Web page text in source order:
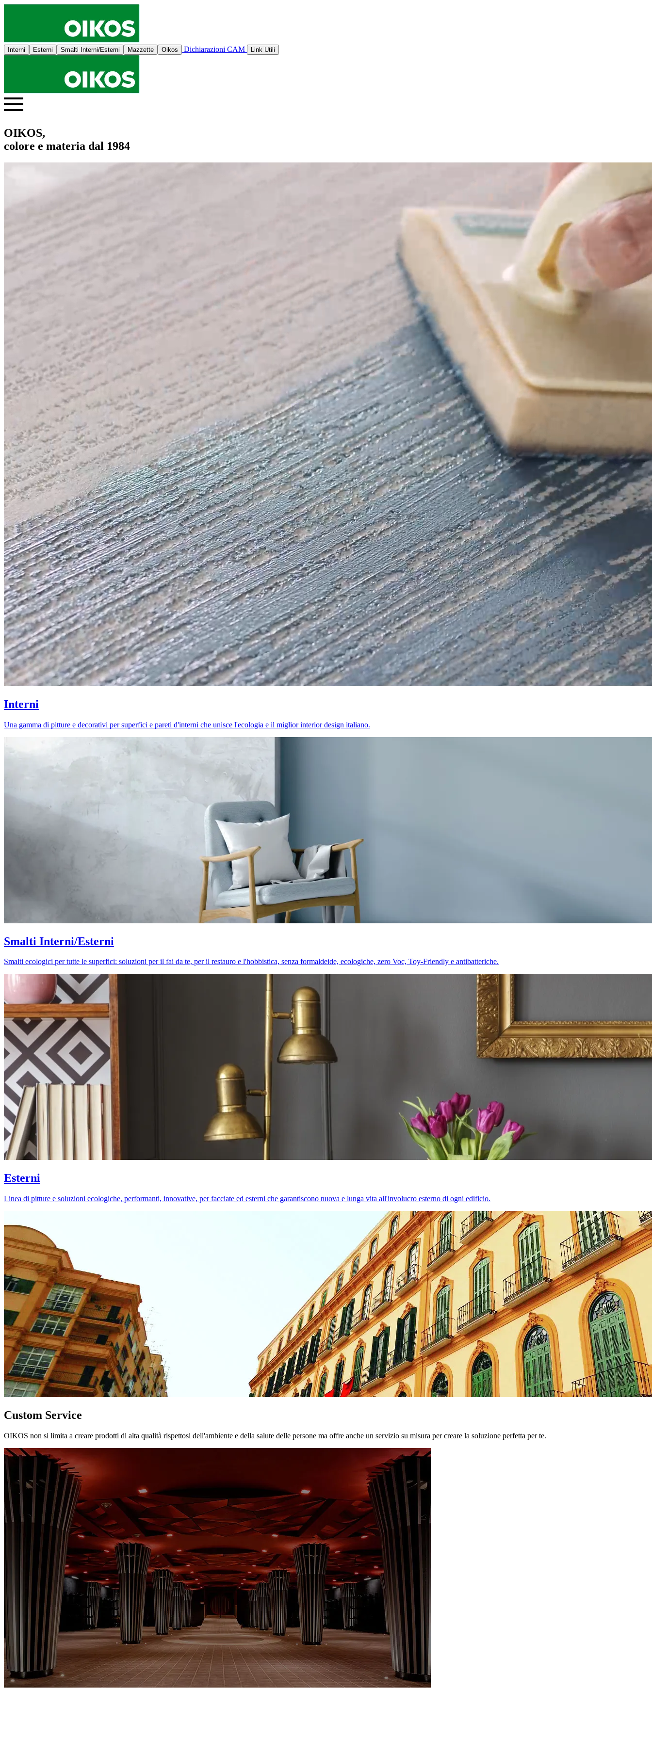
Interni Esterni Smalti Interni/Esterni Mazzette Oikos Dichiarazioni CAM Link Utili
OIKOS,
colore e materia dal 1984
Interni
Una gamma di pitture e decorativi per superfici e pareti d'interni che unisce l'ecologia e il miglior interior design italiano.
Smalti Interni/Esterni
Smalti ecologici per tutte le superfici: soluzioni per il fai da te, per il restauro e l'hobbistica, senza formaldeide, ecologiche, zero Voc, Toy-Friendly e antibatteriche.
Esterni
Linea di pitture e soluzioni ecologiche, performanti, innovative, per facciate ed esterni che garantiscono nuova e lunga vita all'involucro esterno di ogni edificio.
Custom Service
OIKOS non si limita a creare prodotti di alta qualità rispettosi dell'ambiente e della salute delle persone ma offre anche un servizio su misura per creare la soluzione perfetta per te.